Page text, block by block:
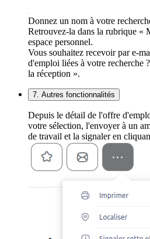
Donnez un nom à votre
Retrouvez-la dans la rubrique «
espace personnel.
Vous souhaitez recevoir par e-
d'emploi liées à votre recherche
la réception ».
7. Autres fonctionnalités
Depuis le détail de l'offre
votre sélection, l'envoyer à un
de travail et la signaler en